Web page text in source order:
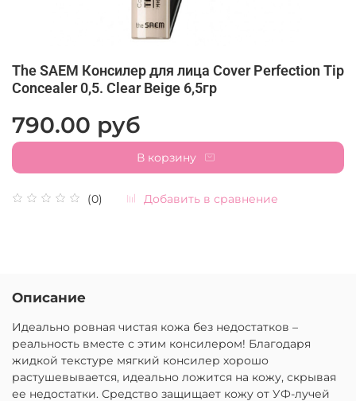
The SAEM Консилер для лица Cover Perfection Tip
Concealer 0,5. Clear Beige 6,5гр
(0) Добавить в сравнение
790.00 руб
В корзину
Описание
Идеально ровная чистая кожа без недостатков –
реальность вместе с этим консилером! Благодаря
жидкой текстуре мягкий консилер хорошо
растушевывается, идеально ложится на кожу, скрывая
ее недостатки. Средство защищает кожу от УФ-лучей